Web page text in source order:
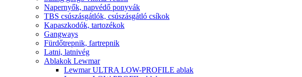
Napernyők, napvédő ponyvák
TBS csúszásgátlók, csúszásgátló csíkok
Kapaszkodók, tartozékok
Gangways
Fürdőtrepnik, fartrepnik
Latni, latnivég
Ablakok Lewmar
Lewmar ULTRA LOW-PROFILE ablak